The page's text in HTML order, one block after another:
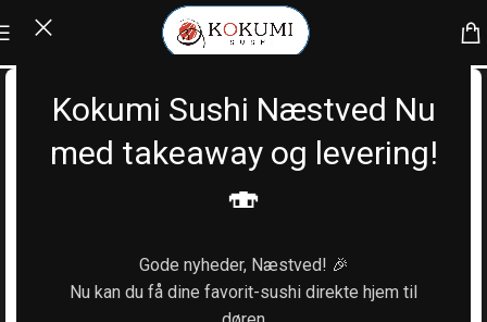
Kokumi Sushi Næstved Nu
med takeaway og levering!
🍣
Gode nyheder, Næstved! 🎉
Nu kan du få dine favorit-sushi direkte hjem til